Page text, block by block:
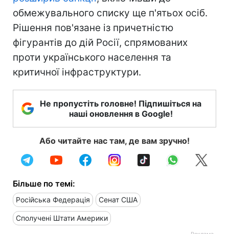
обмежувального списку ще п'ятьох осіб.
Рішення пов'язане із причетністю
фігурантів до дій Росії, спрямованих
проти українського населення та
критичної інфраструктури.
Не пропустіть головне! Підпишіться на
наші оновлення в Google!
Або читайте нас там, де вам зручно!
Більше по темі:
Російська Федерація Сенат США
Сполучені Штати Америки